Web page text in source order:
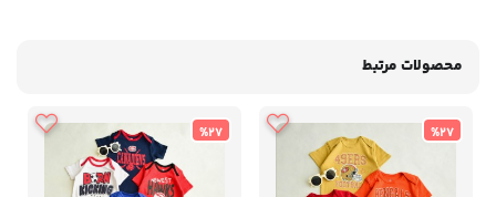
محصولات مرتبط
%27
%27